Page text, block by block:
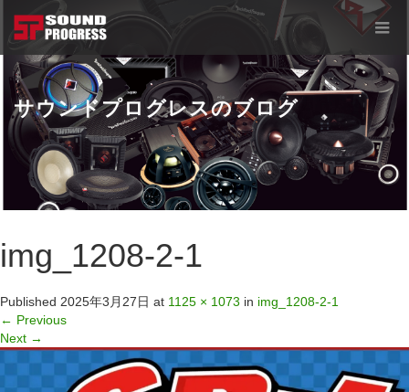
サウンドプログレスのブログ
img_1208-2-1
Published 2025年3月27日 at 1125 × 1073 in img_1208-2-1
← Previous
Next →